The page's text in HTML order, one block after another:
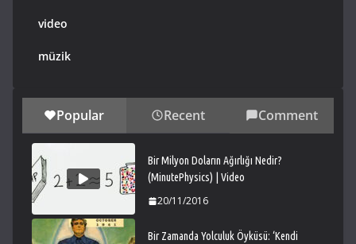
video
müzik
Popular Recent Comment
Bir Milyon Doların Ağırlığı Nedir?
(MinutePhysics) | Video
20/11/2016
Bir Zamanda Yolculuk Öyküsü: ‘Kendi